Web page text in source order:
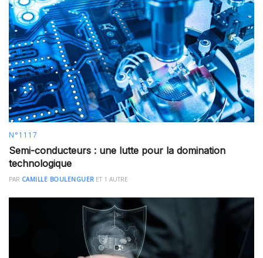
N°1117
Semi-conducteurs : une lutte pour la domination
technologique
PAR CAMILLE BOULENGUER ET 1 AUTRE